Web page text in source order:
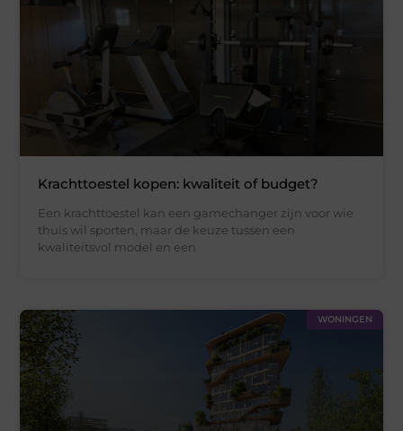
Krachttoestel kopen: kwaliteit of budget?
Een krachttoestel kan een gamechanger zijn voor wie
thuis wil sporten, maar de keuze tussen een
kwaliteitsvol model en een
WONINGEN